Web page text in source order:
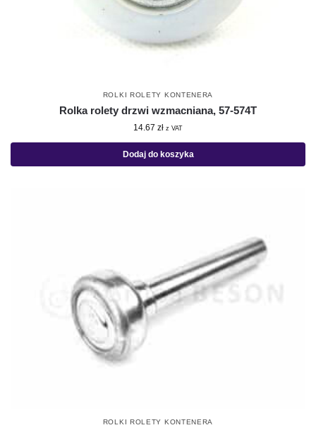
ROLKI ROLETY KONTENERA
Rolka rolety drzwi wzmacniana, 57-574T
14.67 zł z VAT
Dodaj do koszyka
ROLKI ROLETY KONTENERA